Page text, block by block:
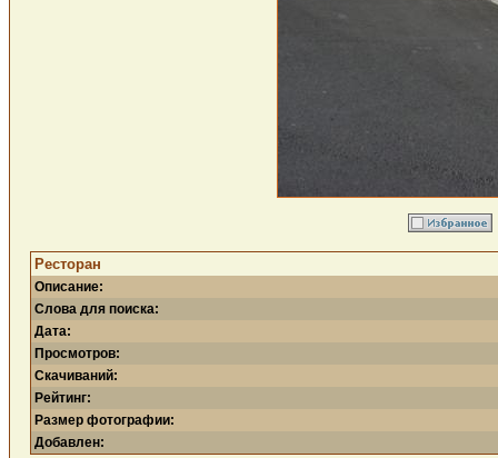
Ресторан
Описание:
Слова для поиска:
Дата:
Просмотров:
Скачиваний:
Рейтинг:
Размер фотографии:
Добавлен: